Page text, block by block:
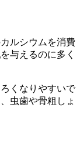
ルシウムを消費
与えるのに多く
くなりやすいで
虫歯や骨粗しょ